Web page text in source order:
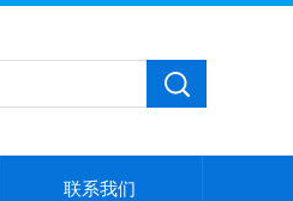
联系我们